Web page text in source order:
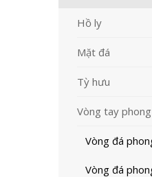
Hồ ly
Mặt đá
Tỳ hưu
Vòng tay
Vòng đá
Vòng đá